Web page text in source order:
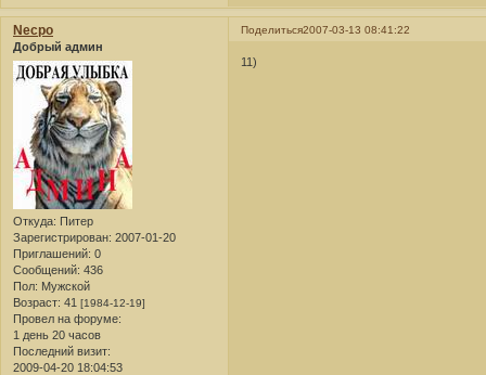
Поделиться2007-03-13 08:41:22
Necpo
Добрый админ
Откуда: Питер
Зарегистрирован: 2007-01-20
Приглашений: 0
Сообщений: 436
Пол: Мужской
Возраст: 41 [1984-12-19]
Провел на форуме:
1 день 20 часов
Последний визит:
2009-04-20 18:04:53
11)